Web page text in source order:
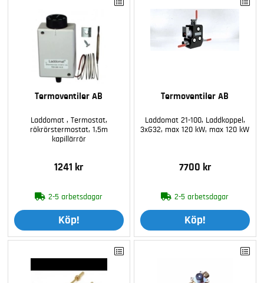
Termoventiler AB
Laddomat , Termostat,
rökrörstermostat, 1,5m
kapillärrör
1241 kr
2-5 arbetsdagar
Köp!
Termoventiler AB
Laddomat 21-100, Laddkoppel,
3xG32, max 120 kW, max 120 kW
7700 kr
2-5 arbetsdagar
Köp!